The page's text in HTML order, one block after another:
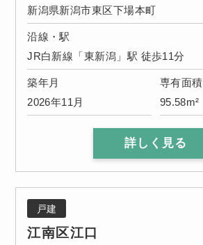
新潟県新潟市東区下場本町
沿線・駅
JR白新線「東新潟」駅 徒歩11分
築年月
2026年11月
専有面積
95.58m²
詳しく見る
戸建
江南区江口